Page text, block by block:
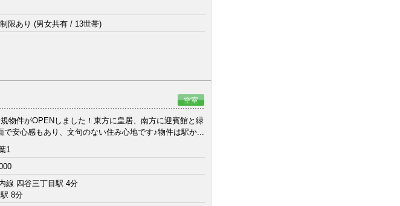
限あり (男女共有 / 13世帯)
空室
物件がOPENしました！東方に皇居、南方に迎賓館と緑
安心感もあり、文句のない住み心地です♪物件は駅か...
1
線 四谷三丁目駅 4分
8分